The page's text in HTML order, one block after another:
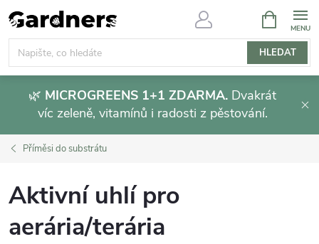
Přejít
na
obsah
HLEDAT
NÁKUPNÍ
KOŠÍK
🌿 MICROGREENS 1+1 ZDARMA. Dvakrát
víc zeleně, vitamínů i radosti z pěstování.
Příměsi do substrátu
Aktivní uhlí pro
aerária/terária